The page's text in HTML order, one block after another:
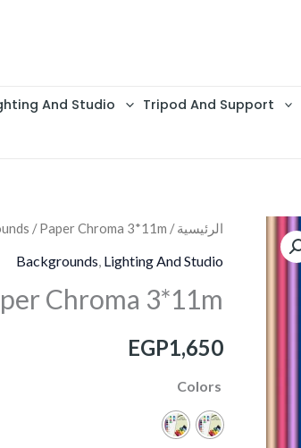
Tripod And Support
And Studio
الرئيسية/
/ Paper Chroma 3*11m
Backgrounds Lighting And Studio
Chroma 3*11m
EGP1,650
Colors
كمية
Paper
3*11m